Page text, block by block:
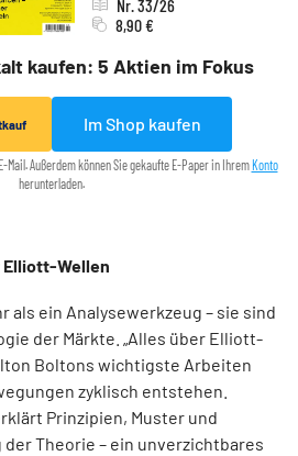
kaufen: 5 Aktien im Fokus
Nr. 33/26
8,90 €
Im Shop kaufen
Außerdem können Sie gekaufte E-Paper in Ihrem Konto
herunterladen.
Wellen
als ein Analysewerkzeug – sie sind
der Märkte. „Alles über Elliott-
Boltons wichtigste Arbeiten
zyklisch entstehen.
Prinzipien, Muster und
Theorie – ein unverzichtbares